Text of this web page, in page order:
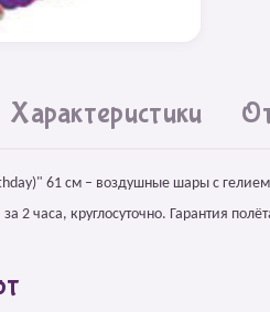
Характеристики
61 см – воздушные шары с
2 часа, круглосуточно. Гарантия